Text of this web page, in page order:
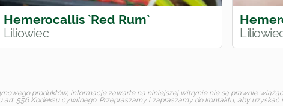
Hemerocallis `Red Rum`
Liliowiec
produktów, informacje zawarte na niniejszej witrynie nie są prawnie
556 Kodeksu cywilnego. Przepraszamy i zapraszamy do kontaktu, aby